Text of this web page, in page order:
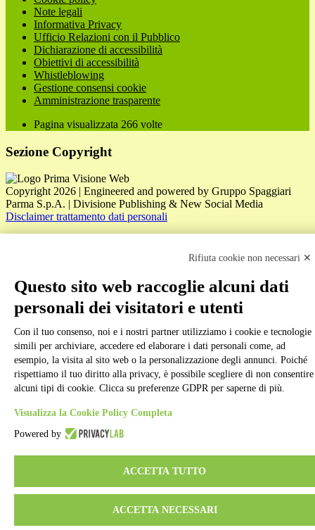
Note legali
Informativa Privacy
Ufficio Relazioni con il Pubblico
Dichiarazione di accessibilità
Obiettivi di accessibilità
Whistleblowing
Gestione consensi cookie
Amministrazione trasparente
Pagina visualizzata 266 volte
Sezione Copyright
Copyright 2026 | Engineered and powered by Gruppo Spaggiari
Parma S.p.A. | Divisione Publishing & New Social Media
Disclaimer trattamento dati personali
Back to top
Rifiuta cookie non necessari ✕
Questo sito web raccoglie alcuni dati
personali dei visitatori e utenti
Con il tuo consenso, noi e i nostri partner utilizziamo i cookie e tecnologie
simili per archiviare, accedere ed elaborare i dati personali come, ad
esempio, la visita al sito web o la personalizzazione degli annunci. Poiché
rispettiamo il tuo diritto alla privacy, è possibile scegliere di non consentire
alcuni tipi di cookie. Clicca su preferenze GDPR per saperne di più.
Visualizza la Cookie Policy Completa
Powered by
ACCETTA TUTTO
ACCETTA NECESSARI